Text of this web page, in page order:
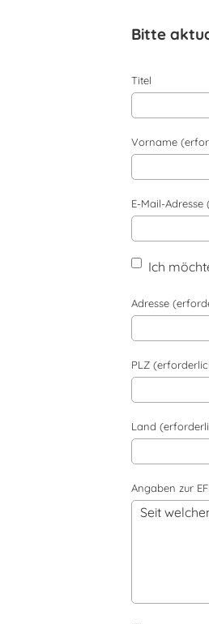
Bitte
Titel
Vorname
E-Mail-
Ich
Adresse
PLZ
Land
Angaben zur